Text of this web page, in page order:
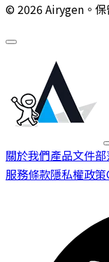
© 2026 Airygen。保
關於我們產品文件
服務條款隱私權政策